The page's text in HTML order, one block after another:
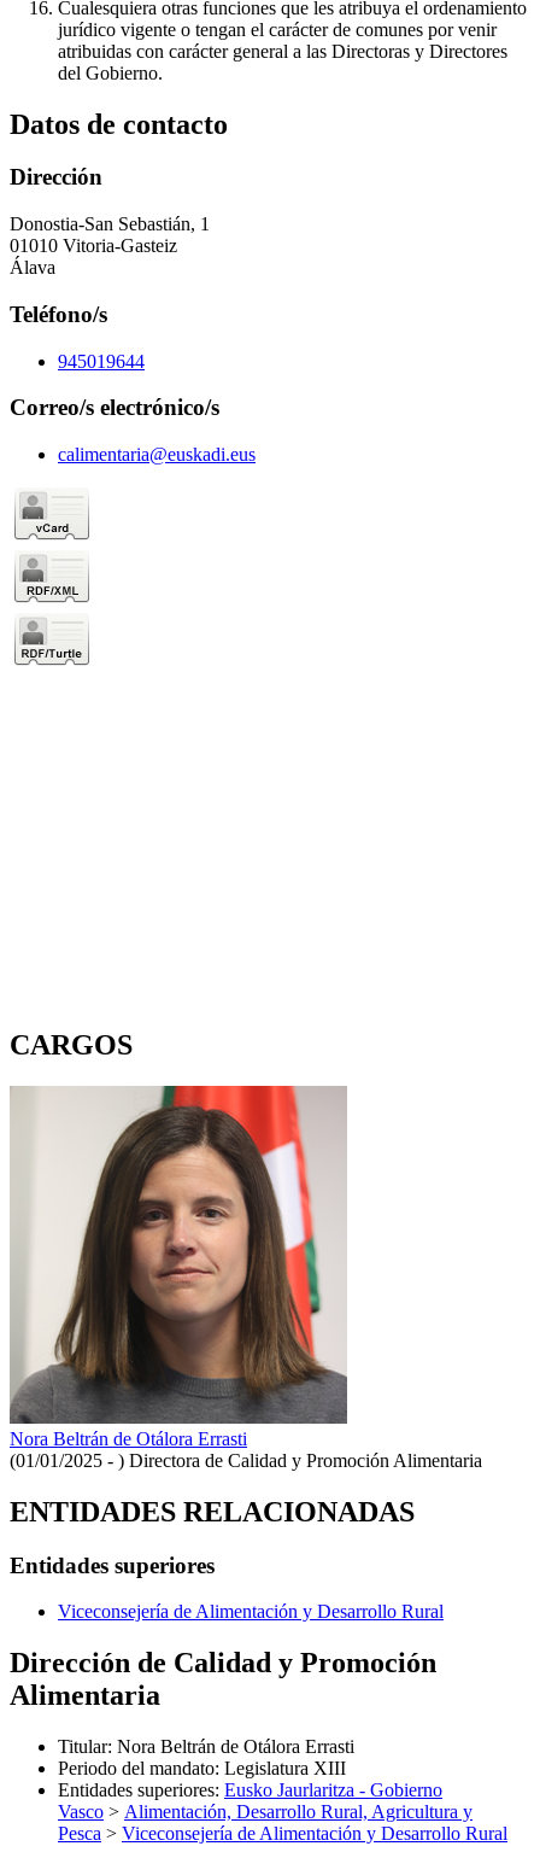
Cualesquiera otras funciones que les atribuya el ordenamiento
jurídico vigente o tengan el carácter de comunes por venir
atribuidas con carácter general a las Directoras y Directores
del Gobierno.
Datos de contacto
Dirección
Donostia-San Sebastián, 1
01010 Vitoria-Gasteiz
Álava
Teléfono/s
945019644
Correo/s electrónico/s
calimentaria@euskadi.eus
CARGOS
Nora Beltrán de Otálora Errasti
(01/01/2025 - ) Directora de Calidad y Promoción Alimentaria
ENTIDADES RELACIONADAS
Entidades superiores
Viceconsejería de Alimentación y Desarrollo Rural
Dirección de Calidad y Promoción
Alimentaria
Titular: Nora Beltrán de Otálora Errasti
Periodo del mandato: Legislatura XIII
Entidades superiores: Eusko Jaurlaritza - Gobierno
Vasco > Alimentación, Desarrollo Rural, Agricultura y
Pesca > Viceconsejería de Alimentación y Desarrollo Rural